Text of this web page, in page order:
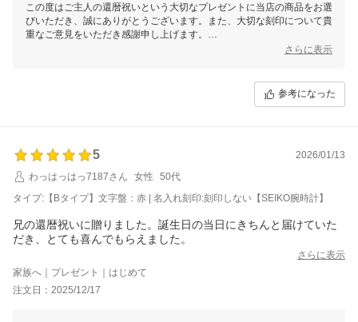
この度はご主人の還暦祝いという大切なプレゼントに当店の商品をお選
びいただき、誠にありがとうございます。また、大切な刻印について貴
重なご意見をいただき感謝申し上げます。
筆記体の刻印がわかりづらかったとのことで、ご期待にしっかりお応え
環として、この商品がお役に立てましたら幸いでございます。今後とも
ご満足いただけるよう努めてまいりますので、何か気になる点がござい
さらに表示
参考になった
5
2026/01/13
わっはっはっ7187さん
女性
50代
タイプ:【Bタイプ】文字盤：赤 | 名入れ刻印:刻印しない【SEIKO腕時計】
兄の還暦祝いに贈りました。誕生日の当日にきちんと届けていた
だき、とても喜んでもらえました。
さらに表示
家族へ｜プレゼント｜はじめて
注文日：2025/12/17